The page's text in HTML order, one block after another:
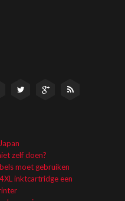
zelf doen?
moet gebruiken
inktcartridge een